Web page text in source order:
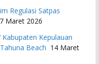
Regulasi Satpas
Maret 2026
Kepulauan
Beach 14 Maret